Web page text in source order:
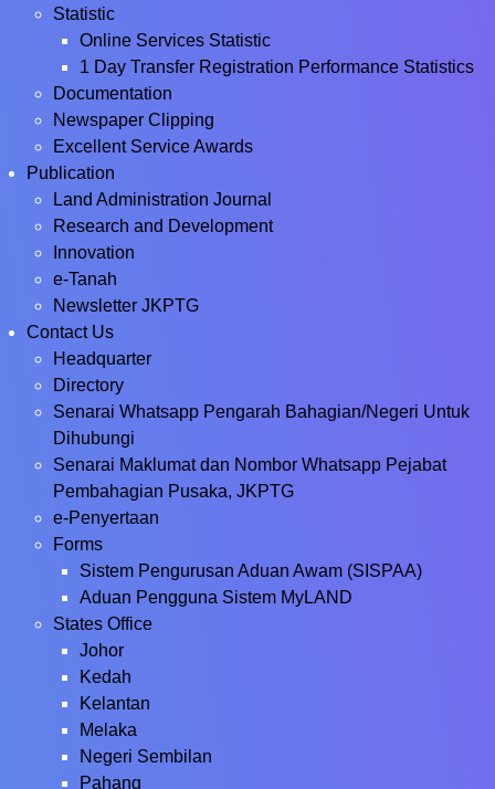
Statistic
Online Services Statistic
1 Day Transfer Registration Performance Statistics
Documentation
Newspaper Clipping
Excellent Service Awards
Publication
Land Administration Journal
Research and Development
Innovation
e-Tanah
Newsletter JKPTG
Contact Us
Headquarter
Directory
Senarai Whatsapp Pengarah Bahagian/Negeri Untuk
Dihubungi
Senarai Maklumat dan Nombor Whatsapp Pejabat
Pembahagian Pusaka, JKPTG
e-Penyertaan
Forms
Sistem Pengurusan Aduan Awam (SISPAA)
Aduan Pengguna Sistem MyLAND
States Office
Johor
Kedah
Kelantan
Melaka
Negeri Sembilan
Pahang